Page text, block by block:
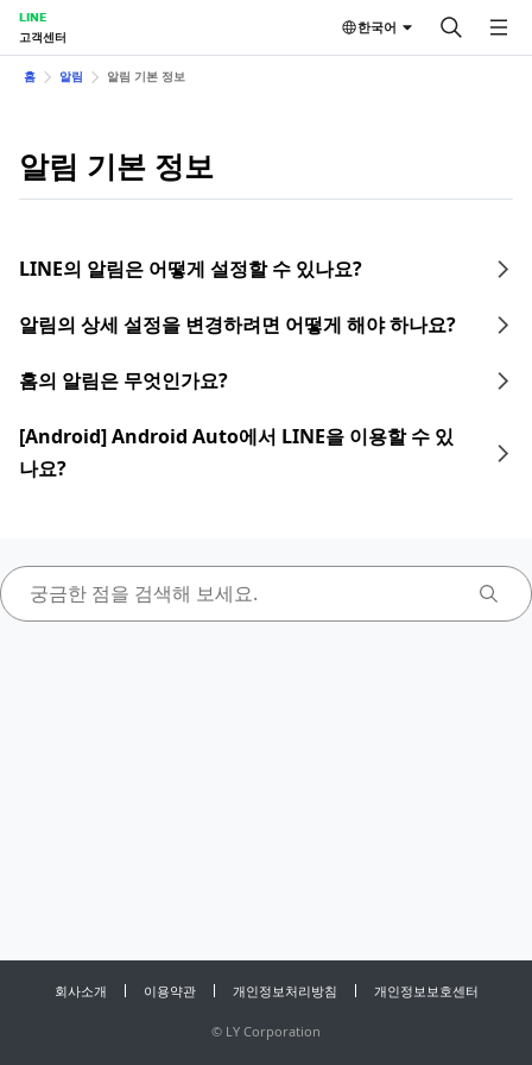
LINE
고객센터
한국어
홈 알림 알림 기본 정보
알림 기본 정보
LINE의 알림은 어떻게 설정할 수 있나요?
알림의 상세 설정을 변경하려면 어떻게 해야 하나요?
홈의 알림은 무엇인가요?
[Android] Android Auto에서 LINE을 이용할 수 있
나요?
회사소개 이용약관 개인정보처리방침 개인정보보호센터
© LY Corporation